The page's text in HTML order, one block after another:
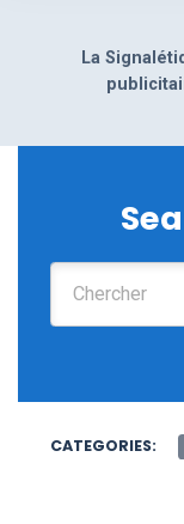
La
CATEGORIES: